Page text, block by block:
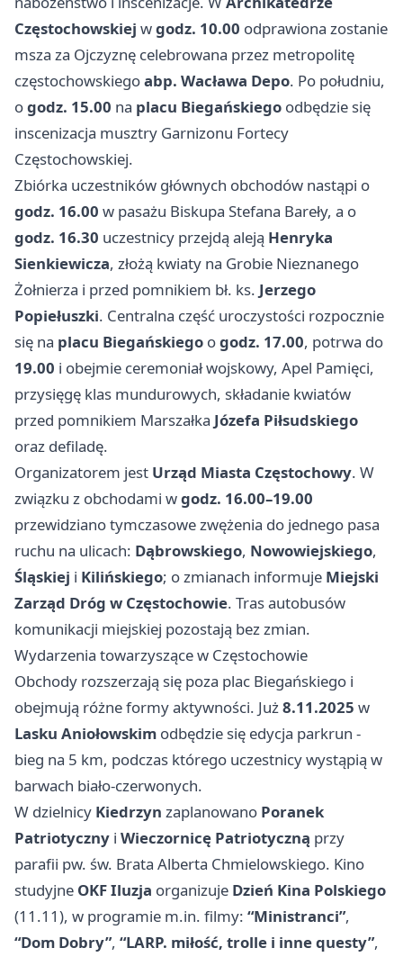
Częstochowskiej wgodz. 10.00 odprawiona zostanie
msza za Ojczyznę celebrowana przez metropolitę
częstochowskiegoabp. Wacława Depo. Po południu,
ogodz. 15.00 na placu Biegańskiego odbędzie się
inscenizacja musztry Garnizonu Fortecy
Częstochowskiej.
Zbiórka uczestników głównych obchodów nastąpi o
godz. 16.00 w pasażu Biskupa Stefana Bareły, a o
godz. 16.30 uczestnicy przejdą aleją Henryka
Sienkiewicza, złożą kwiaty na Grobie Nieznanego
Żołnierza i przed pomnikiem bł. ks. Jerzego
Popiełuszki. Centralna część uroczystości rozpocznie
się na placu Biegańskiego ogodz. 17.00, potrwa do
19.00 i obejmie ceremoniał wojskowy, Apel Pamięci,
przysięgę klas mundurowych, składanie kwiatów
przed pomnikiem Marszałka Józefa Piłsudskiego
oraz defiladę.
Organizatorem jest Urząd Miasta Częstochowy. W
związku z obchodami wgodz. 16.00–19.00
przewidziano tymczasowe zwężenia do jednego pasa
ruchu na ulicach: Dąbrowskiego, Nowowiejskiego,
Śląskiej i Kilińskiego; o zmianach informuje Miejski
Zarząd Dróg w Częstochowie. Tras autobusów
komunikacji miejskiej pozostają bez zmian.
Wydarzenia towarzyszące w Częstochowie
Obchody rozszerzają się poza plac Biegańskiego i
obejmują różne formy aktywności. Już8.11.2025 w
Lasku Aniołowskim odbędzie się edycja parkrun -
bieg na 5 km, podczas którego uczestnicy wystąpią w
barwach biało-czerwonych.
W dzielnicy Kiedrzyn zaplanowano Poranek
Patriotyczny i Wieczornicę Patriotyczną przy
parafii pw. św. Brata Alberta Chmielowskiego. Kino
studyjne OKF Iluzja organizuje Dzień Kina Polskiego
(11.11), w programie m.in. filmy: “Ministranci”,
“Dom Dobry”, “LARP. miłość, trolle i inne questy”,